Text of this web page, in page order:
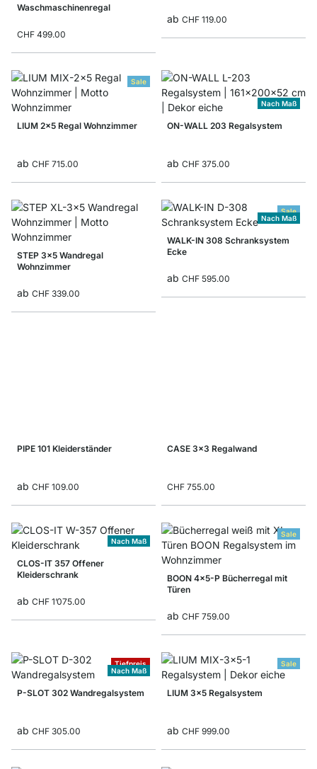
Waschmaschinenregal
CHF 499.00
ab CHF 119.00
Sale
LIUM 2x5 Regal Wohnzimmer
ab CHF 715.00
Nach Maß
ON-WALL 203 Regalsystem
ab CHF 375.00
STEP 3x5 Wandregal
Wohnzimmer
ab CHF 339.00
Sale
Nach Maß
WALK-IN 308 Schranksystem
Ecke
ab CHF 595.00
PIPE 101 Kleiderständer
ab CHF 109.00
CASE 3x3 Regalwand
CHF 755.00
Nach Maß
CLOS-IT 357 Offener
Kleiderschrank
ab CHF 1’075.00
Sale
BOON 4x5-P Bücherregal mit
Türen
ab CHF 759.00
Tiefpreis
Nach Maß
P-SLOT 302 Wandregalsystem
ab CHF 305.00
Sale
LIUM 3x5 Regalsystem
ab CHF 999.00